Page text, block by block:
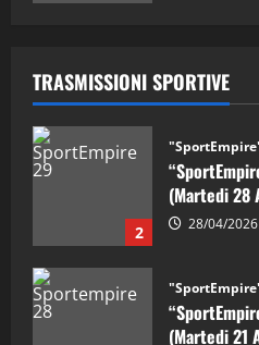
TRASMISSIONI SPORTIVE
2 28/04/2026
3
(Martedi 21
21/04/2026
(Martedi 14